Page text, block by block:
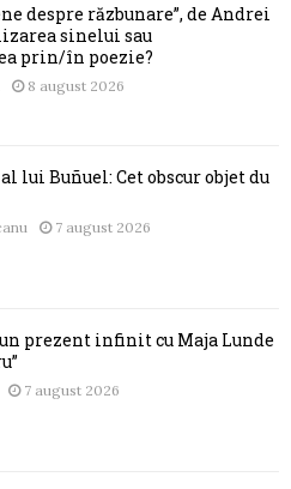
despre răzbunare”, de Andrei
sinelui sau
prin/în poezie?
8 august 2026
lui Buñuel: Cet obscur objet du
7 august 2026
prezent infinit cu Maja Lunde
7 august 2026